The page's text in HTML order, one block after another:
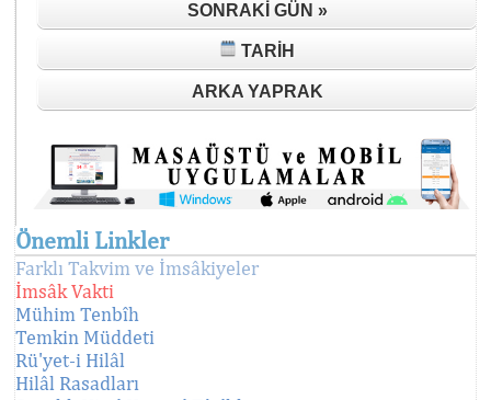
SONRAKI GÜN »
TARIH
ARKA YAPRAK
Önemli Linkler
Farklı Takvim ve İmsâkiyeler
İmsâk Vakti
Mühim Tenbîh
Temkin Müddeti
Rü'yet-i Hilâl
Hilâl Rasadları